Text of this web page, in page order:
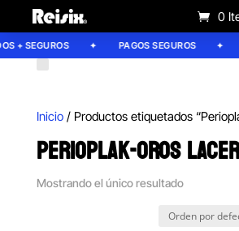
0
+ SEGUROS PAGOS SEGUROS
Inicio/ Productos etiquetados
PERIOPLAK-OROS LACER
Mostrando el único resultado